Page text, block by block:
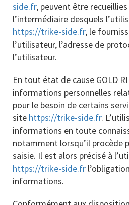
side.fr, peuvent être recueillies
l’intermédiaire desquels
https://trike-side.fr, le
l’utilisateur, l’adresse de
l’utilisateur.
En tout état de cause GOLD
informations personnelles
pour le besoin de certains
site https://trike-side.fr.
informations en toute
notamment lorsqu’il procède
saisie. Il est alors précisé à
https://trike-side.fr
informations.